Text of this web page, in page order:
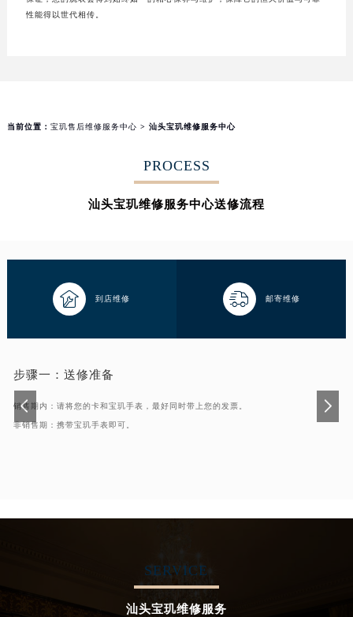
性能得以世代相传。
当前位置： 宝玑售后维修服务中心 > 汕头宝玑维修服务中心
PROCESS
汕头宝玑维修服务中心送修流程
 到店维修  邮寄维修
步骤一： 送修准备
销售期内：请将您的卡和宝玑手表，最好同时带上您的发票。
非销售期：携带宝玑手表即可。
SERVICE
汕头宝玑维修服务